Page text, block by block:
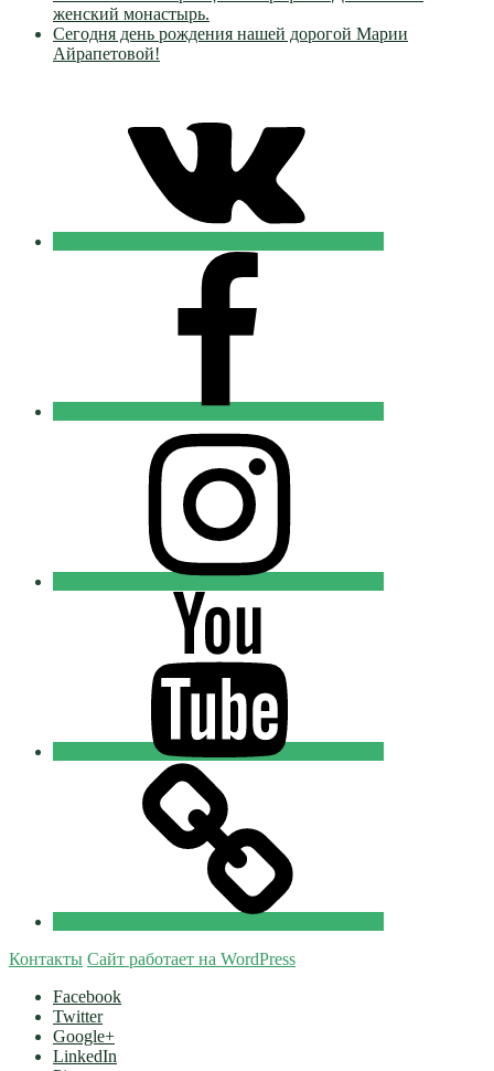
женский монастырь.
Сегодня день рождения нашей дорогой Марии
Айрапетовой!
Добровольцы
Православные
Добровольцы
Православные
Добровольцы
Контакты Сайт работает на WordPress
Facebook
Twitter
Google+
LinkedIn